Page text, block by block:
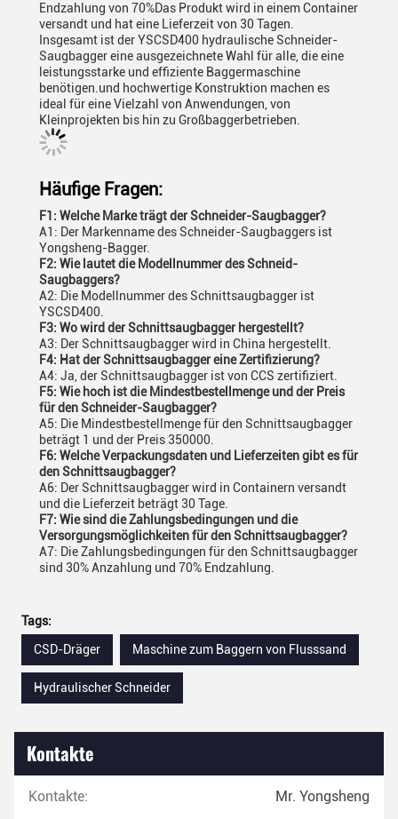
Endzahlung von 70%Das Produkt wird in einem Container
versandt und hat eine Lieferzeit von 30 Tagen.
Insgesamt ist der YSCSD400 hydraulische Schneider-
Saugbagger eine ausgezeichnete Wahl für alle, die eine
leistungsstarke und effiziente Baggermaschine
benötigen.und hochwertige Konstruktion machen es
ideal für eine Vielzahl von Anwendungen, von
Kleinprojekten bis hin zu Großbaggerbetrieben.
Häufige Fragen:
F1: Welche Marke trägt der Schneider-Saugbagger?
A1: Der Markenname des Schneider-Saugbaggers ist
Yongsheng-Bagger.
F2: Wie lautet die Modellnummer des Schneid-
Saugbaggers?
A2: Die Modellnummer des Schnittsaugbagger ist
YSCSD400.
F3: Wo wird der Schnittsaugbagger hergestellt?
A3: Der Schnittsaugbagger wird in China hergestellt.
F4: Hat der Schnittsaugbagger eine Zertifizierung?
A4: Ja, der Schnittsaugbagger ist von CCS zertifiziert.
F5: Wie hoch ist die Mindestbestellmenge und der Preis
für den Schneider-Saugbagger?
A5: Die Mindestbestellmenge für den Schnittsaugbagger
beträgt 1 und der Preis 350000.
F6: Welche Verpackungsdaten und Lieferzeiten gibt es für
den Schnittsaugbagger?
A6: Der Schnittsaugbagger wird in Containern versandt
und die Lieferzeit beträgt 30 Tage.
F7: Wie sind die Zahlungsbedingungen und die
Versorgungsmöglichkeiten für den Schnittsaugbagger?
A7: Die Zahlungsbedingungen für den Schnittsaugbagger
sind 30% Anzahlung und 70% Endzahlung.
Tags:
CSD-Dräger
Maschine zum Baggern von Flusssand
Hydraulischer Schneider
Kontakte
Kontakte: Mr. Yongsheng